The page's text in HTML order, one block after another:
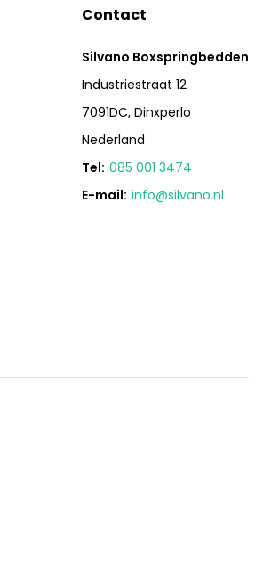
Contact
Silvano Boxspringbedden
Industriestraat 12
7091DC, Dinxperlo
Nederland
Tel: 085 001 3474
E-mail: info@silvano.nl